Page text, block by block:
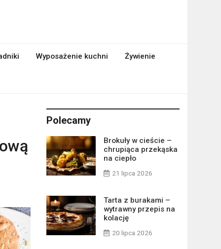
Wyposażenie kuchni Żywienie
Polecamy
Brokuły w cieście –
chrupiąca przekąska
na ciepło
21 lipca 2026
Tarta z burakami –
wytrawny przepis na
kolację
20 lipca 2026